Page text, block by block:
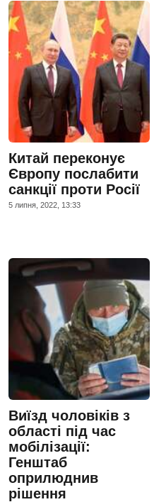
Китай переконує
Європу послабити
санкції проти Росії
5 липня, 2022, 13:33
Виїзд чоловіків з
області під час
мобілізації:
Генштаб
оприлюднив
рішення